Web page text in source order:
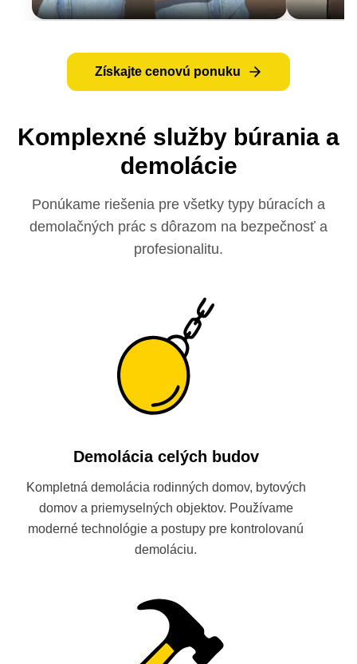
Získajte cenovú ponuku
Komplexné služby búrania a
demolácie
Ponúkame riešenia pre všetky typy búracích a
demolačných prác s dôrazom na bezpečnosť a
profesionalitu.
Demolácia celých budov
Kompletná demolácia rodinných domov, bytových
domov a priemyselných objektov. Používame
moderné technológie a postupy pre kontrolovanú
demoláciu.